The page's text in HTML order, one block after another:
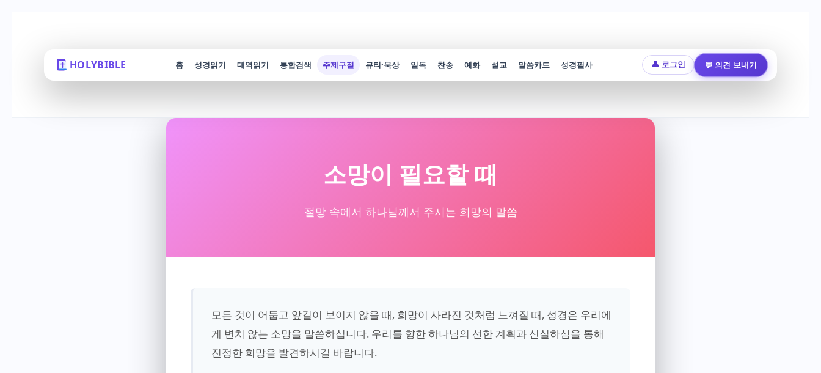
HOLYBIBLE 홈 성경읽기 대역읽기 통합검색 주제구절 큐티·묵상 일독 찬송 예화 설교 말씀카드 성경필사 👤 로그인 💬 의견 보내기
소망이 필요할 때
절망 속에서 하나님께서 주시는 희망의 말씀
모든 것이 어둡고 앞길이 보이지 않을 때, 희망이 사라진 것처럼 느껴질 때, 성경은 우리에
게 변치 않는 소망을 말씀하십니다. 우리를 향한 하나님의 선한 계획과 신실하심을 통해
진정한 희망을 발견하시길 바랍니다.